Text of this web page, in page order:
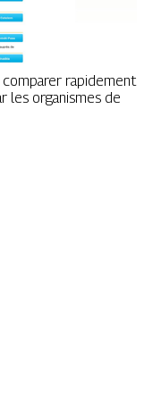
rapidement
les organismes de